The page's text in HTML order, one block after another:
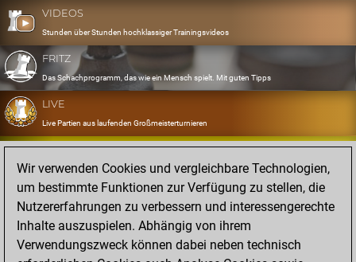
VIDEOS
Stunden über Stunden hochklassiger Trainingsvideos
FRITZ
Das Schachprogramm, das wie ein Mensch spielt. Mit guten Tipps
LIVE
Live Partien aus laufenden Großmeisterturnieren
OPENINGS
Erfassen und Üben Sie Ihr Eröffnungsrepertoire
DATABASE
Acht Millionen starke Partien
MYGAMES
Speichern und analysieren Sie eigene Partien in der Cloud
Wir verwenden Cookies und vergleichbare Technologien,
um bestimmte Funktionen zur Verfügung zu stellen, die
Nutzererfahrungen zu verbessern und interessengerechte
Inhalte auszuspielen. Abhängig von ihrem
Verwendungszweck können dabei neben technisch